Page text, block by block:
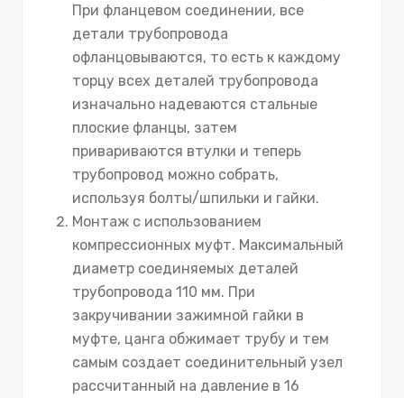
При фланцевом соединении, все
детали трубопровода
офланцовываются, то есть к каждому
торцу всех деталей трубопровода
изначально надеваются стальные
плоские фланцы, затем
привариваются втулки и теперь
трубопровод можно собрать,
используя болты/шпильки и гайки.
Монтаж с использованием
компрессионных муфт. Максимальный
диаметр соединяемых деталей
трубопровода 110 мм. При
закручивании зажимной гайки в
муфте, цанга обжимает трубу и тем
самым создает соединительный узел
рассчитанный на давление в 16